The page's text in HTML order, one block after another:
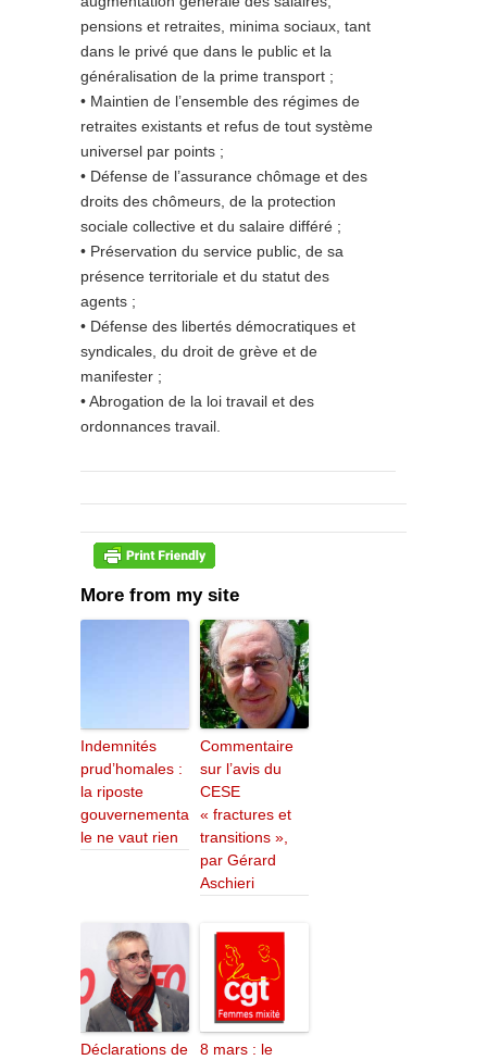
pensions et retraites, minima sociaux, tant
dans le privé que dans le public et la
généralisation de la prime transport ;
• Maintien de l’ensemble des régimes de
retraites existants et refus de tout système
universel par points ;
• Défense de l’assurance chômage et des
droits des chômeurs, de la protection
sociale collective et du salaire différé ;
• Préservation du service public, de sa
présence territoriale et du statut des
agents ;
• Défense des libertés démocratiques et
syndicales, du droit de grève et de
manifester ;
• Abrogation de la loi travail et des
ordonnances travail.
More from my site
Indemnités
prud’homales :
la riposte
gouvernementa
le ne vaut rien
Commentaire
sur l’avis du
CESE
« fractures et
transitions »,
par Gérard
Aschieri
Déclarations de
8 mars : le